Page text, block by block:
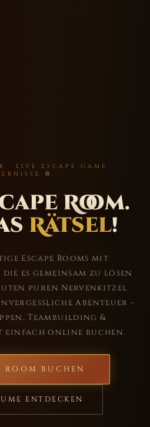
· LIVE ESCAPE GAME
⚙
Room.
Rätsel!
Escape Rooms mit
es gemeinsam zu lösen
puren Nervenkitzel
Abenteuer –
Teambuilding &
einfach online buchen.
ROOM BUCHEN
ENTDECKEN